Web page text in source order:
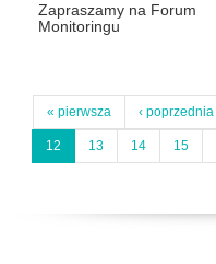
Zapraszamy na Forum
Monitoringu
« pierwsza ‹ poprzednia
12 13 14 15